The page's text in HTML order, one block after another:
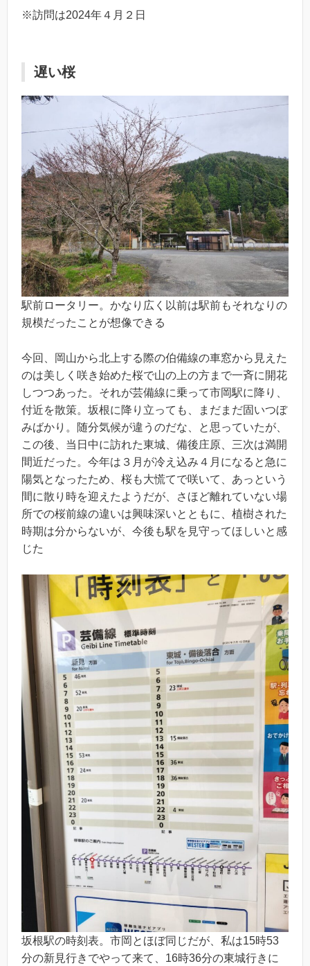
※訪問は2024年４月２日
遅い桜
駅前ロータリー。かなり広く以前は駅前もそれなりの
規模だったことが想像できる
今回、岡山から北上する際の伯備線の車窓から見えた
のは美しく咲き始めた桜で山の上の方まで一斉に開花
しつつあった。それが芸備線に乗って市岡駅に降り、
付近を散策。坂根に降り立っても、まだまだ固いつぼ
みばかり。随分気候が違うのだな、と思っていたが、
この後、当日中に訪れた東城、備後庄原、三次は満開
間近だった。今年は３月が冷え込み４月になると急に
陽気となったため、桜も大慌てで咲いて、あっという
間に散り時を迎えたようだが、さほど離れていない場
所での桜前線の違いは興味深いとともに、植樹された
時期は分からないが、今後も駅を見守ってほしいと感
じた
坂根駅の時刻表。市岡とほぼ同じだが、私は15時53
分の新見行きでやって来て、16時36分の東城行きに